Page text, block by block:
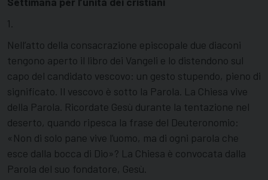
1.
Nell’atto della consacrazione episcopale due diaconi
tengono aperto il libro dei Vangeli e lo distendono sul
capo del candidato vescovo: un gesto stupendo, pieno di
significato. Il vescovo è sotto la Parola. La Chiesa vive
della Parola. Ricordate Gesù durante la tentazione nel
deserto, quando ripesca la frase del Deuteronomio:
«Non di solo pane vive l’uomo, ma di ogni parola che
esce dalla bocca di Dio»? La Chiesa è convocata dalla
Parola del suo fondatore, Gesù.